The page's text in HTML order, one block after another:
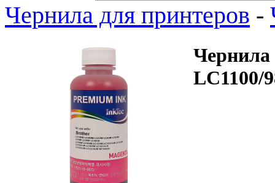
Чернила для принтеров -
Чернила
LC1100/